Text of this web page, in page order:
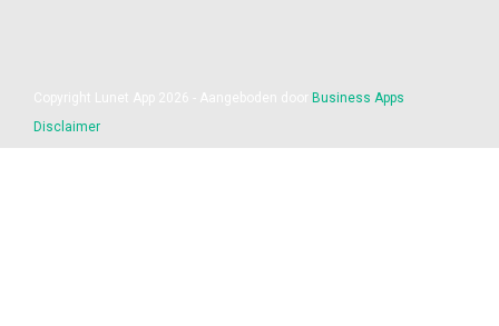
Business Apps
Disclaimer